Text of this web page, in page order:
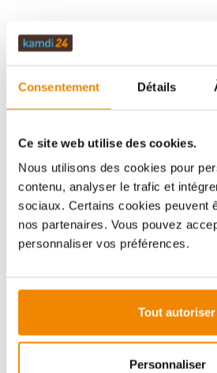
Consentement Détails
Ce site web utilise des cookies.
Nous utilisons des cookies pour
contenu, analyser le trafic et
sociaux. Certains cookies peuvent
nos partenaires. Vous pouvez
personnaliser vos préférences.
Tout autoriser
Personnaliser
Votre conseiller en
et de cheminées:
Aboubakar Fofana vous conseille
thème des poêles-cheminées.
pas à nous contacter:
[email protected]
Téléphone :
+33 1 59 58 12 04